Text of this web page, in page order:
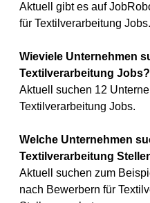
Aktuell gibt es auf
für Textilverarbeitung Jobs.
Wieviele Unternehmen
Textilverarbeitung Jobs?
Aktuell suchen 12
Textilverarbeitung Jobs.
Welche Unternehmen
Textilverarbeitung
Aktuell suchen zum
nach Bewerbern für